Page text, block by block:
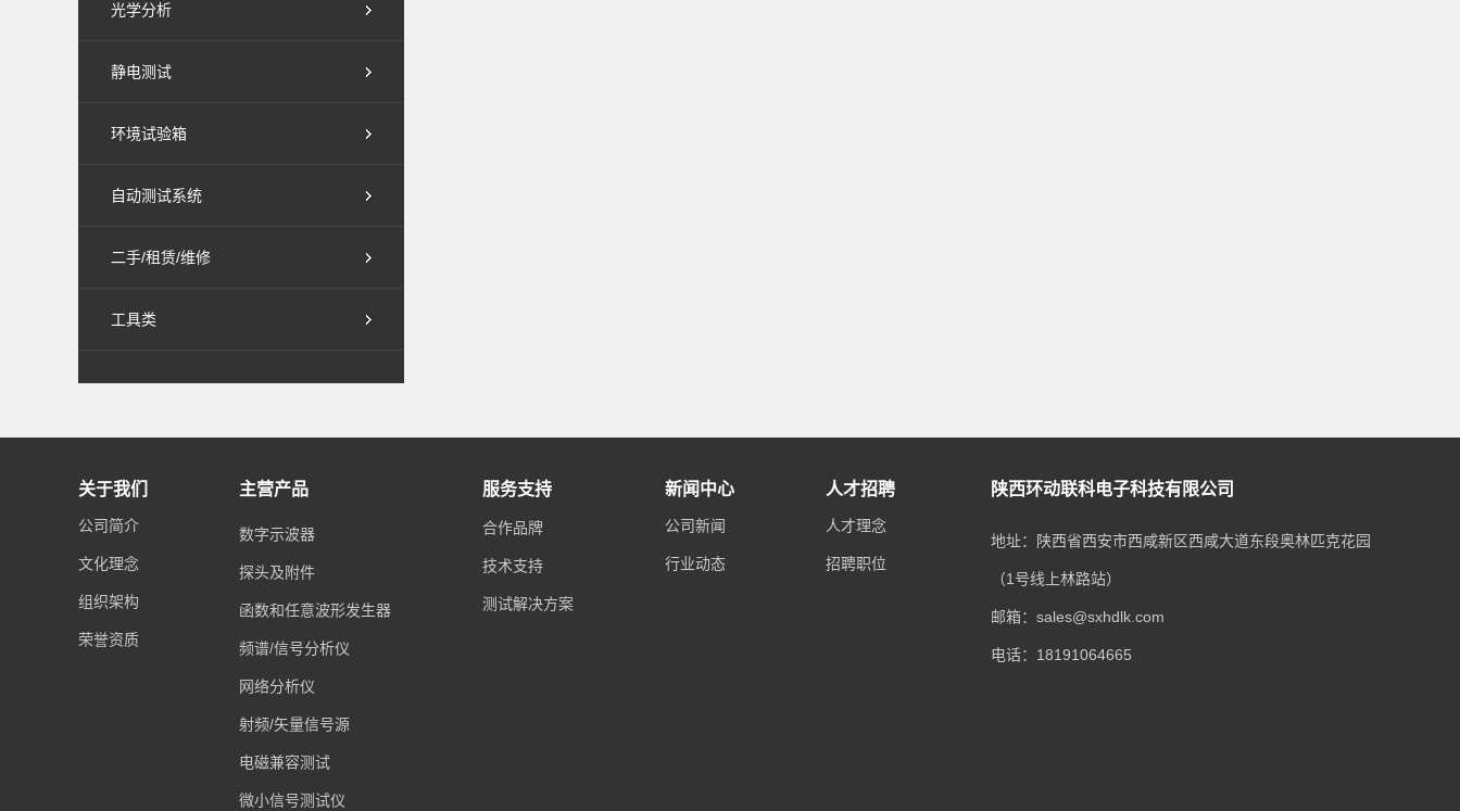
光学分析
静电测试
环境试验箱
自动测试系统
二手/租赁/维修
工具类
关于我们
公司简介
文化理念
组织架构
荣誉资质
主营产品
数字示波器
探头及附件
函数和任意波形发生器
频谱/信号分析仪
网络分析仪
射频/矢量信号源
电磁兼容测试
微小信号测试仪
服务支持
合作品牌
技术支持
测试解决方案
新闻中心
公司新闻
行业动态
人才招聘
人才理念
招聘职位
陕西环动联科电子科技有限公司
地址：陕西省西安市西咸新区西咸大道东段奥林匹克花园
（1号线上林路站）
邮箱：sales@sxhdlk.com
电话：18191064665